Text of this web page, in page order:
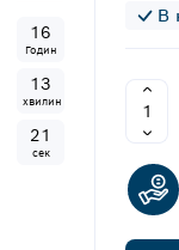
16
Годин
13
хвилин
21
сек
В